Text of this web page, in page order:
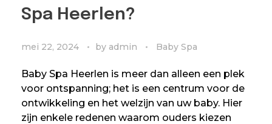
Spa Heerlen?
mei 22, 2024 by admin Baby Spa
Baby Spa Heerlen is meer dan alleen een plek
voor ontspanning; het is een centrum voor de
ontwikkeling en het welzijn van uw baby. Hier
zijn enkele redenen waarom ouders kiezen